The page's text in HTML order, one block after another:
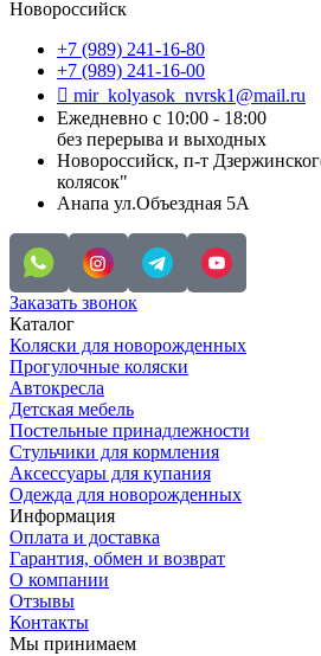
Новороссийск
+7 (989) 241-16-80
+7 (989) 241-16-00
mir_kolyasok_nvrsk1@mail.ru
Ежедневно с 10:00 - 18:00
без перерыва и выходных
Новороссийск, п-т
колясок"
Анапа ул.Объездная 5А
Заказать звонок
Каталог
Коляски для новорожденных
Прогулочные коляски
Автокресла
Детская мебель
Постельные принадлежности
Стульчики для кормления
Аксессуары для купания
Одежда для новорожденных
Информация
Оплата и доставка
Гарантия, обмен и возврат
О компании
Отзывы
Контакты
Мы принимаем